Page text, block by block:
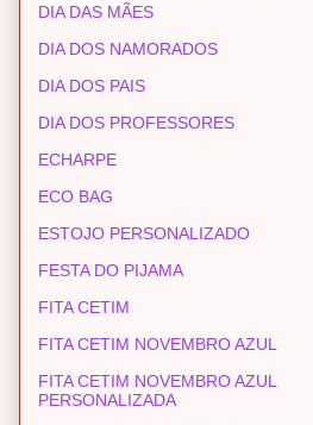
DIA DAS MÃES
DIA DOS NAMORADOS
DIA DOS PAIS
DIA DOS PROFESSORES
ECHARPE
ECO BAG
ESTOJO PERSONALIZADO
FESTA DO PIJAMA
FITA CETIM
FITA CETIM NOVEMBRO AZUL
FITA CETIM NOVEMBRO AZUL
PERSONALIZADA